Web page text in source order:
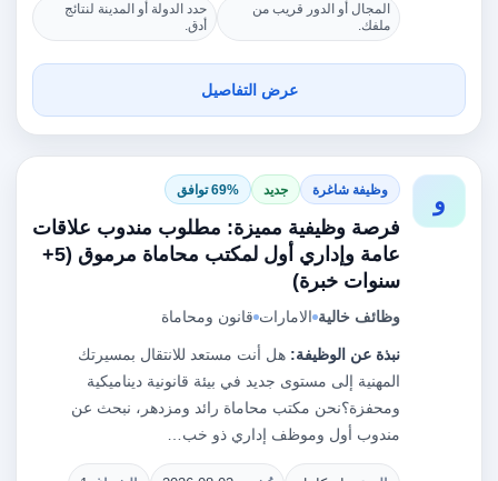
المجال أو الدور قريب من
ملفك.
حدد الدولة أو المدينة لنتائج
أدق.
عرض التفاصيل
و وظيفة شاغرة جديد 69% توافق
فرصة وظيفية مميزة: مطلوب مندوب علاقات
عامة وإداري أول لمكتب محاماة مرموق (5+
سنوات خبرة)
وظائف خالية الامارات قانون ومحاماة
نبذة عن الوظيفة: هل أنت مستعد للانتقال بمسيرتك
المهنية إلى مستوى جديد في بيئة قانونية ديناميكية
ومحفزة؟نحن مكتب محاماة رائد ومزدهر، نبحث عن
مندوب أول وموظف إداري ذو خب…